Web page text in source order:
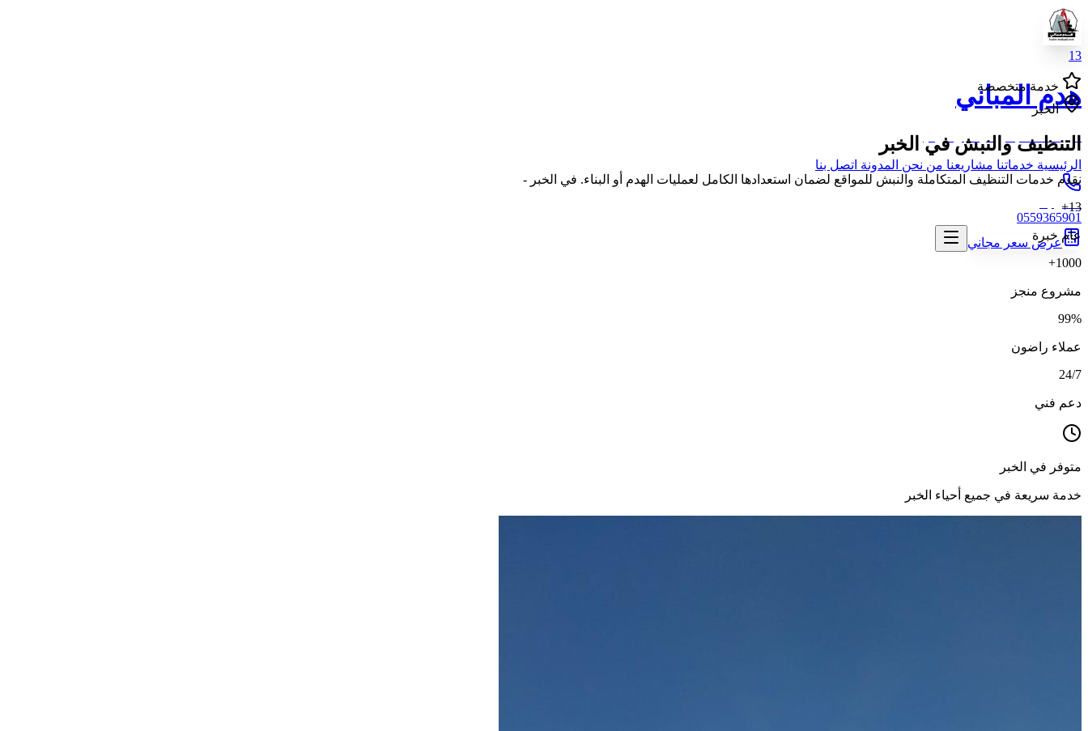
13
هدم المباني
خبرة 13 عام في الهدم والترحيل
الرئيسية خدماتنا مشاريعنا من نحن المدونة اتصل بنا
اتصل بنا
0559365901
عرض سعر مجاني
خدمة متخصصة
الخبر
التنظيف والنبشفي الخبر
نقدم خدمات التنظيف المتكاملة والنبش للمواقع لضمان استعدادها الكامل لعمليات الهدم أو البناء. في الخبر -
13+
عام خبرة
1000+
مشروع منجز
99%
عملاء راضون
24/7
دعم فني
متوفر في الخبر
خدمة سريعة في جميع أحياء الخبر